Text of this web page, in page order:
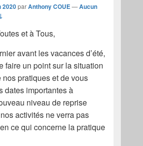
2020parAnthony COUE—Aucun
et à Tous,
avant les vacances d’été,
faire un point sur la situation
nos pratiques et de vous
dates importantes à
niveau de reprise
activités ne verra pas
ce qui concerne la pratique